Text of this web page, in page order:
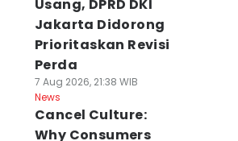
Usang, DPRD DKI
Jakarta Didorong
Prioritaskan Revisi
Perda
7 Aug 2026, 21:38 WIB
News
Cancel Culture:
Why Consumers